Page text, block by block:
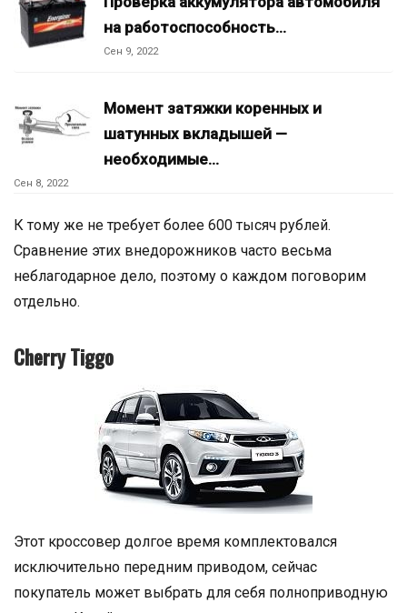
на работоспособность…
Сен 9, 2022
Момент затяжки коренных и
шатунных вкладышей —
необходимые…
Сен 8, 2022
К тому же не требует более 600 тысяч рублей.
Сравнение этих внедорожников часто весьма
неблагодарное дело, поэтому о каждом поговорим
отдельно.
Cherry Tiggo
Этот кроссовер долгое время комплектовался
исключительно передним приводом, сейчас
покупатель может выбрать для себя полноприводную